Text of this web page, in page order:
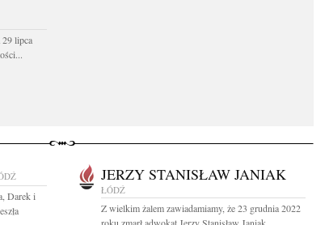
29 lipca
Darek i
JERZY STANISŁAW JANIAK
ŁÓDŹ
Z wielkim żalem zawiadamiamy, że 23 grudnia 2022